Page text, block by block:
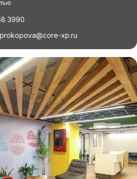
3990
xp.ru